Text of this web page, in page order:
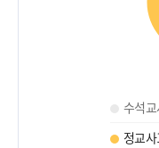
수석
정교